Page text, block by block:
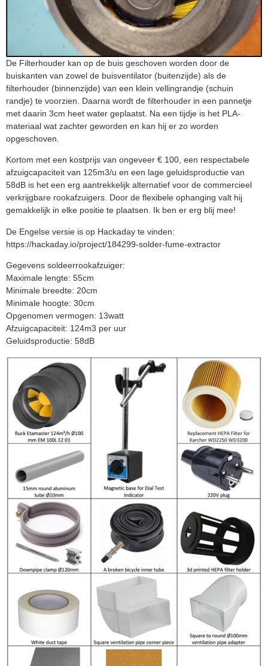
De Filterhouder kan op de buis geschoven worden door de
buiskanten van zowel de buisventilator (buitenzijde) als de
filterhouder (binnenzijde) van een klein vellingrandje (schuin
randje) te voorzien. Daarna wordt de filterhouder in een pannetje
met daarin 3cm heet water geplaatst. Na een tijdje is het PLA-
materiaal wat zachter geworden en kan hij er zo worden
opgeschoven.
Kortom met een kostprijs van ongeveer € 100, een respectabele
afzuigcapaciteit van 125m3/u en een lage geluidsproductie van
58dB is het een erg aantrekkelijk alternatief voor de commercieel
verkrijgbare rookafzuigers. Door de flexibele ophanging valt hij
gemakkelijk in elke positie te plaatsen. Ik ben er erg blij mee!
De Engelse versie is op Hackaday te vinden:
https://hackaday.io/project/184299-solder-fume-extractor
Gegevens soldeerrookafzuiger:
Maximale lengte: 55cm
Minimale breedte: 20cm
Minimale hoogte: 30cm
Opgenomen vermogen: 13watt
Afzuigcapaciteit: 124m3 per uur
Geluidsproductie: 58dB